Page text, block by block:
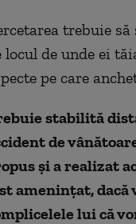
trebuie
locul de unde ei
pe care
stabilită
de
și a realizat
amenințat, dacă
lui că